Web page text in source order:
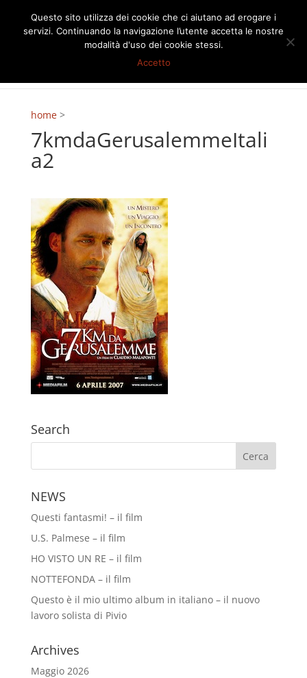
home>
7kmdaGerusalemmeItali
a2
Search
NEWS
Questi fantasmi! – il film
U.S. Palmese – il film
HO VISTO UN RE – il film
NOTTEFONDA – il film
Questo è il mio ultimo album in italiano – il nuovo
lavoro solista di Pivio
Archives
Maggio 2026
Questo sito utilizza dei cookie che ci aiutano ad erogare i
servizi. Continuando la navigazione l’utente accetta le nostre
modalità d'uso dei cookie stessi.
Accetto